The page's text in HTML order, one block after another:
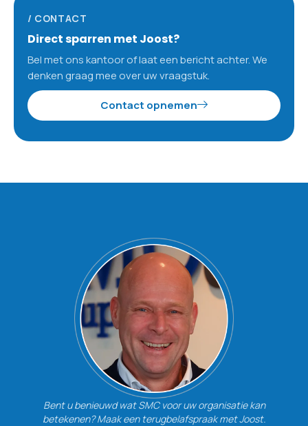
/ CONTACT
Direct sparren met Joost?
Bel met ons kantoor of laat een bericht achter. We
denken graag mee over uw vraagstuk.
Contact opnemen
Bent u benieuwd wat SMC voor uw organisatie kan
betekenen? Maak een terugbelafspraak met Joost.